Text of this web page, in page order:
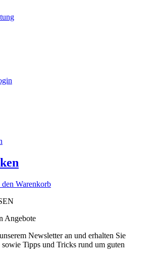
den Warenkorb
Angebote
Newsletter an und erhalten Sie
sowie Tipps und Tricks rund um guten